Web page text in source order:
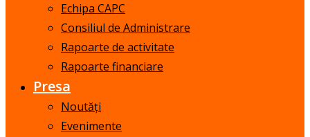
Echipa CAPC
Consiliul de Administrare
Rapoarte de activitate
Rapoarte financiare
Presa
Noutăți
Evenimente